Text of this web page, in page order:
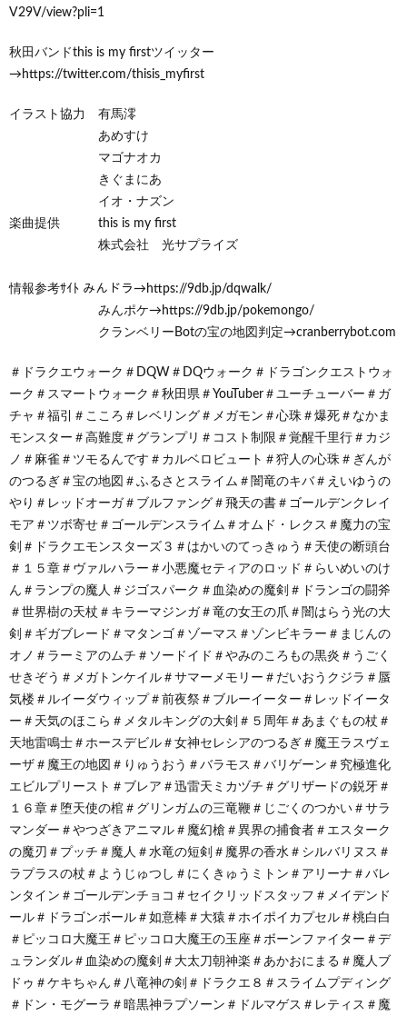
V29V/view?pli=1
秋田バンドthis is my firstツイッター
→https://twitter.com/thisis_myfirst
イラスト協力 有馬澪
あめすけ
マゴナオカ
きぐまにあ
イオ・ナズン
楽曲提供 this is my first
株式会社 光サプライズ
情報参考ｻｲﾄ みんドラ→https://9db.jp/dqwalk/
みんポケ→https://9db.jp/pokemongo/
クランベリーBotの宝の地図判定→cranberrybot.com
＃ドラクエウォーク＃DQW＃DQウォーク＃ドラゴンクエストウォ
ーク＃スマートウォーク＃秋田県＃YouTuber＃ユーチューバー＃ガ
チャ＃福引＃こころ＃レベリング＃メガモン＃心珠＃爆死＃なかま
モンスター＃高難度＃グランプリ＃コスト制限＃覚醒千里行＃カジ
ノ＃麻雀＃ツモるんです＃カルベロビュート＃狩人の心珠＃ぎんが
のつるぎ＃宝の地図＃ふるさとスライム＃闇竜のキバ＃えいゆうの
やり＃レッドオーガ＃ブルファング＃飛天の書＃ゴールデンクレイ
モア＃ツボ寄せ＃ゴールデンスライム＃オムド・レクス＃魔力の宝
剣＃ドラクエモンスターズ３＃はかいのてっきゅう＃天使の断頭台
＃１５章＃ヴァルハラー＃小悪魔セティアのロッド＃らいめいのけ
ん＃ランプの魔人＃ジゴスパーク＃血染めの魔剣＃ドランゴの闘斧
＃世界樹の天杖＃キラーマジンガ＃竜の女王の爪＃闇はらう光の大
剣＃ギガブレード＃マタンゴ＃ゾーマス＃ゾンビキラー＃まじんの
オノ＃ラーミアのムチ＃ソードイド＃やみのころもの黒炎＃うごく
せきぞう＃メガトンケイル＃サマーメモリー＃だいおうクジラ＃蜃
気楼＃ルイーダウィップ＃前夜祭＃ブルーイーター＃レッドイータ
ー＃天気のほこら＃メタルキングの大剣＃５周年＃あまぐもの杖＃
天地雷鳴士＃ホースデビル＃女神セレシアのつるぎ＃魔王ラスヴェ
ーザ＃魔王の地図＃りゅうおう＃バラモス＃バリゲーン＃究極進化
エビルプリースト＃ブレア＃迅雷天ミカヅチ＃グリザードの鋭牙＃
１６章＃堕天使の棺＃グリンガムの三竜鞭＃じごくのつかい＃サラ
マンダー＃やつざきアニマル＃魔幻槍＃異界の捕食者＃エスターク
の魔刃＃プッチ＃魔人＃水竜の短剣＃魔界の香水＃シルバリヌス＃
ラプラスの杖＃ようじゅつし＃にくきゅうミトン＃アリーナ＃バレ
ンタイン＃ゴールデンチョコ＃セイクリッドスタッフ＃メイデンド
ール＃ドラゴンボール＃如意棒＃大猿＃ホイポイカプセル＃桃白白
＃ピッコロ大魔王＃ピッコロ大魔王の玉座＃ボーンファイター＃デ
ュランダル＃血染めの魔剣＃大太刀朝神楽＃あかおにまる＃魔人ブ
ドゥ＃ケキちゃん＃八竜神の剣＃ドラクエ８＃スライムプディング
＃ドン・モグーラ＃暗黒神ラプソーン＃ドルマゲス＃レティス＃魔